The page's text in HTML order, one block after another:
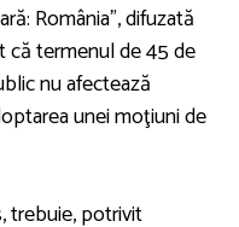
România”, difuzată
că termenul de 45 de
nu afectează
unei moţiuni de
trebuie, potrivit